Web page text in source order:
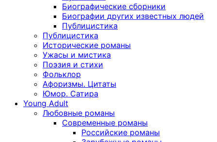
Биографические сборники
Биографии других известных людей
Публицистика
Публицистика
Исторические романы
Ужасы и мистика
Поэзия и стихи
Фольклор
Афоризмы. Цитаты
Юмор. Сатира
Young Adult
Любовные романы
Современные романы
Российские романы